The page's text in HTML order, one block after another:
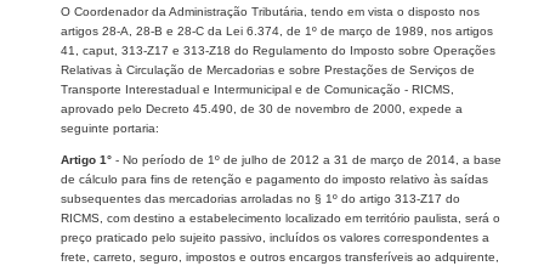
O Coordenador da Administração Tributária, tendo em vista o disposto nos
artigos 28-A, 28-B e 28-C da Lei 6.374, de 1º de março de 1989, nos artigos
41, caput, 313-Z17 e 313-Z18 do Regulamento do Imposto sobre Operações
Relativas à Circulação de Mercadorias e sobre Prestações de Serviços de
Transporte Interestadual e Intermunicipal e de Comunicação - RICMS,
aprovado pelo Decreto 45.490, de 30 de novembro de 2000, expede a
seguinte portaria:
Artigo 1° - No período de 1º de julho de 2012 a 31 de março de 2014, a base
de cálculo para fins de retenção e pagamento do imposto relativo às saídas
subsequentes das mercadorias arroladas no § 1º do artigo 313-Z17 do
RICMS, com destino a estabelecimento localizado em território paulista, será o
preço praticado pelo sujeito passivo, incluídos os valores correspondentes a
frete, carreto, seguro, impostos e outros encargos transferíveis ao adquirente,